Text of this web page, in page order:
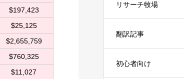
$197,423
$25,125
$2,655,759
$760,325
$11,027
リサーチ牧場
翻訳記事
初心者向け